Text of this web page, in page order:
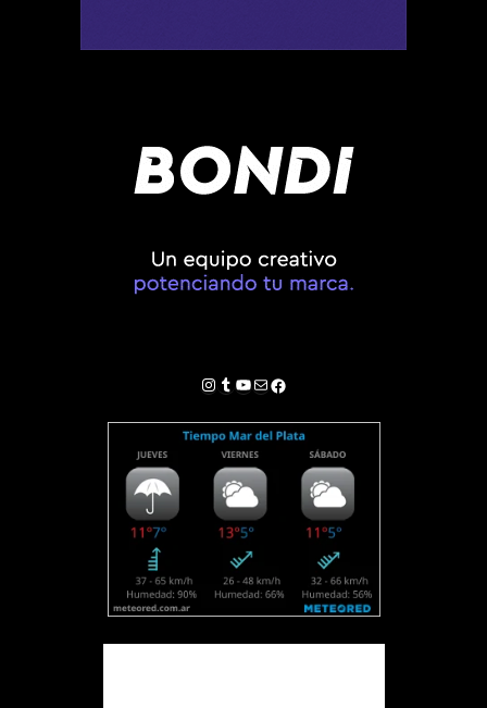
Instagram
Tumblr
YouTube
Correo electrónico
Facebook